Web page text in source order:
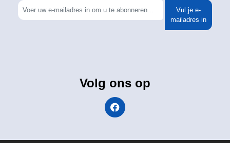
Vul je e-
mailadres in
Volg ons op